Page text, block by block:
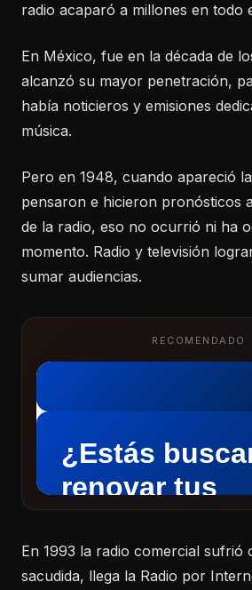
radio acaparó a millones en todo
En México, fue en la década de
alcanzó su mayor penetración,
había noticieros y emisiones
música.
Pero en 1948, cuando apareció
pensaron e hicieron pronósticos
de la radio, eso no ocurrió ni ha
momento. Radio y televisión
sumar audiencias.
RECOMENDADO
En 1993 la radio comercial sufrió
sacudida, llega la Radio por